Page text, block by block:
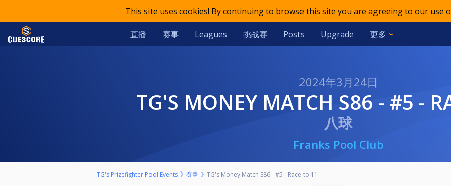
This site uses cookies! By continuing to browse this site you are agreeing to our use
直播 赛事 Leagues 挑战赛 Posts Upgrade 更多
2024年3月24日
TG'S MONEY MATCH S86 - #5 -
八球
Franks Pool Club
TG's Prizefighter Pool Events 赛事 TG's Money Match S86 - #5 - Race to 11